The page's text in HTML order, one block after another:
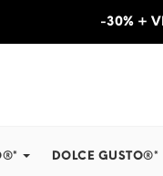
-30% +
DOLCE GUSTO®*